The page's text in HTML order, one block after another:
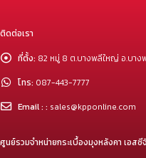
ติดต่อเรา
ที่ตั้ง: 82 หมู่ 8 ต.บางพลีใหญ่ อ.บาง
โทร: 087-443-7777
Email : : sales@kpponline.com
ศูนย์รวมจำหน่ายกระเบื้องมุงหลังคา เอสซี